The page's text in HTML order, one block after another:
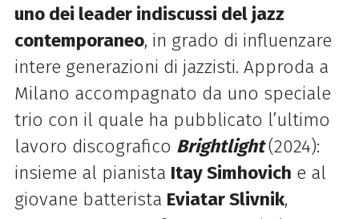
uno dei leader indiscussi del jazz
contemporaneo, in grado di influenzare
intere generazioni di jazzisti. Approda a
Milano accompagnato da uno speciale
trio con il quale ha pubblicato l’ultimo
lavoro discografico Brightlight(2024):
insieme al pianista Itay Simhovich e al
giovane batterista Eviatar Slivnik,